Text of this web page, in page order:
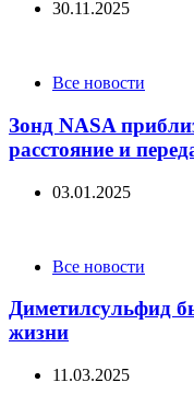
30.11.2025
CategoriesВсе новости
Зонд NASA
расстояние и
03.01.2025
CategoriesВсе новости
Диметилсульфид
жизни
11.03.2025